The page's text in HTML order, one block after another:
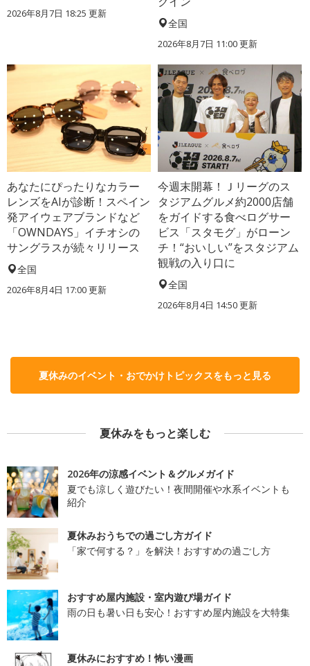
2026年8月7日 18:25 更新
全国
2026年8月7日 11:00更新
あなたにぴったりなカラー
レンズをAIが診断！スペイン
発アイウェアブランドなど
「OWNDAYS」イチオシの
サングラスが続々リリース
全国
2026年8月4日 17:00更新
今週末開幕！Ｊリーグのス
タジアムグルメ約2000店舗
をガイドする食べログサー
ビス「スタモグ」がローン
チ！“おいしい”をスタジアム
観戦の入り口に
全国
2026年8月4日 14:50更新
夏休みのイベント・おでかけトピックスをもっと見る
夏休みをもっと楽しむ
2026年の涼感イベント＆グルメガイド
夏でも涼しく遊びたい！夜間開催や水系イベントも
紹介
夏休みおうちでの過ごし方ガイド
「家で何する？」を解決！おすすめの過ごし方
おすすめ屋内施設・室内遊び場ガイド
雨の日も暑い日も安心！おすすめ屋内施設を大特集
夏休みにおすすめ！怖い漫画